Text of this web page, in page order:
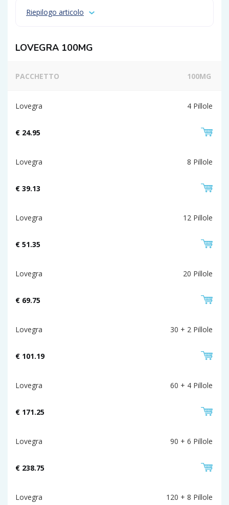
Riepilogo articolo
LOVEGRA 100MG
PACCHETTO 100MG
Lovegra 4 Pillole
€ 24.95
Lovegra 8 Pillole
€ 39.13
Lovegra 12 Pillole
€ 51.35
Lovegra 20 Pillole
€ 69.75
Lovegra 30 + 2 Pillole
€ 101.19
Lovegra 60 + 4 Pillole
€ 171.25
Lovegra 90 + 6 Pillole
€ 238.75
Lovegra 120 + 8 Pillole